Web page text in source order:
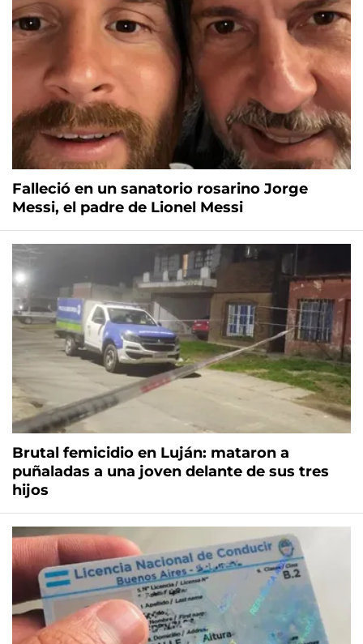
Falleció en un sanatorio rosarino Jorge
Messi, el padre de Lionel Messi
Brutal femicidio en Luján: mataron a
puñaladas a una joven delante de sus tres
hijos